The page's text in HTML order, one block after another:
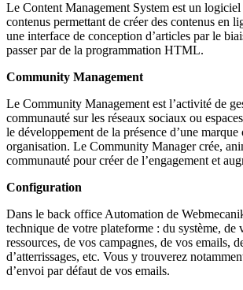
Le Content Management System est un logiciel
contenus permettant de créer des contenus en
une interface de conception d’articles par le
passer par de la programmation HTML.
Community Management
Le Community Management est l’activité de
communauté sur les réseaux sociaux ou
le développement de la présence d’une marque
organisation. Le Community Manager crée,
communauté pour créer de l’engagement et
Configuration
Dans le back office Automation de
technique de votre plateforme : du système, de
ressources, de vos campagnes, de vos emails,
d’atterrissages, etc. Vous y trouverez
d’envoi par défaut de vos emails.